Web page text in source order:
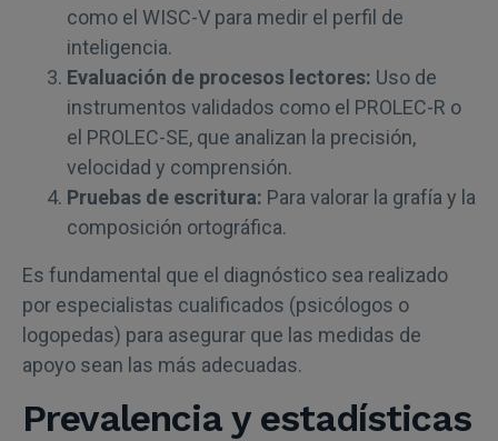
como el WISC-V para medir el perfil de
inteligencia.
Evaluación de procesos lectores: Uso de
instrumentos validados como el PROLEC-R o
el PROLEC-SE, que analizan la precisión,
velocidad y comprensión.
Pruebas de escritura: Para valorar la grafía y la
composición ortográfica.
Es fundamental que el diagnóstico sea realizado
por especialistas cualificados (psicólogos o
logopedas) para asegurar que las medidas de
apoyo sean las más adecuadas.
Prevalencia y estadísticas